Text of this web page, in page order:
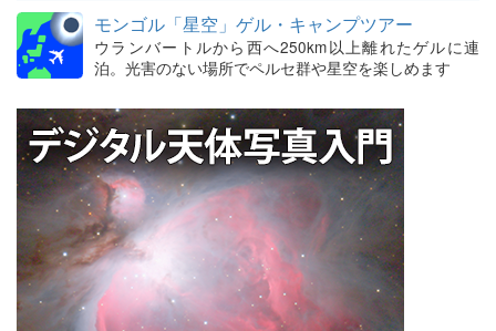
モンゴル「星空」ゲル・キャンプツアー
ウランバートルから西へ250km以上離れたゲルに連
泊。光害のない場所でペルセ群や星空を楽しめます